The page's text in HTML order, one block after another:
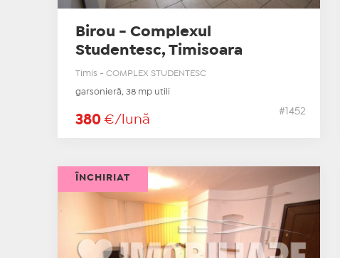
Birou - Complexul
Studentesc, Timisoara
Timis - COMPLEX STUDENTESC
garsonieră, 38 mp utili
380 €/lună
#1452
ÎNCHIRIAT